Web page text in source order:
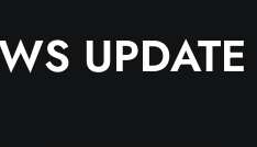
UPDATE